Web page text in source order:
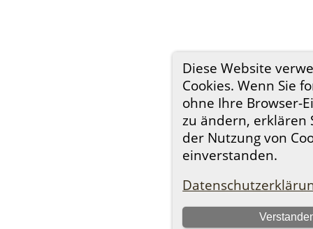
Diese Website
Cookies. Wenn Sie
ohne Ihre Browser-
zu ändern, erklären
der Nutzung von
einverstanden.